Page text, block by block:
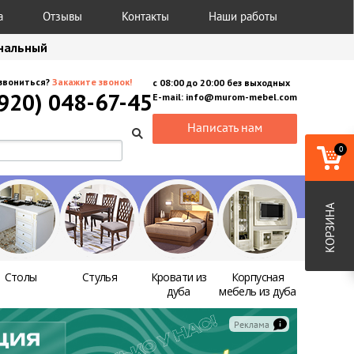
Отзывы Контакты Наши работы
с 08:00 до 20:00 без выходных
E-mail: info@murom-mebel.com
Написать нам
Закажите звонок!
048-67-45
Столы Стулья
Кровати из
дуба
Корпусная
мебель из дуба
Реклама
0
КОРЗИНА